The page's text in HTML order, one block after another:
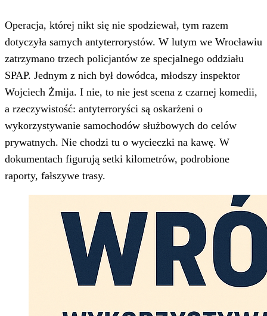
Operacja, której nikt się nie spodziewał, tym razem
dotyczyła samych antyterrorystów. W lutym we Wrocławiu
zatrzymano trzech policjantów ze specjalnego oddziału
SPAP. Jednym z nich był dowódca, młodszy inspektor
Wojciech Żmija. I nie, to nie jest scena z czarnej komedii,
a rzeczywistość: antyterroryści są oskarżeni o
wykorzystywanie samochodów służbowych do celów
prywatnych. Nie chodzi tu o wycieczki na kawę. W
dokumentach figurują setki kilometrów, podrobione
raporty, fałszywe trasy.